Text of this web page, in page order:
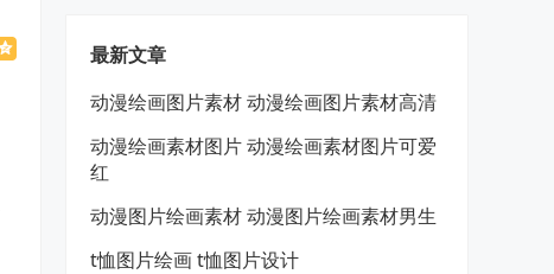
最新文章
动漫绘画图片素材 动漫绘画图片素材高清
动漫绘画素材图片 动漫绘画素材图片可爱
红
动漫图片绘画素材 动漫图片绘画素材男生
t恤图片绘画 t恤图片设计